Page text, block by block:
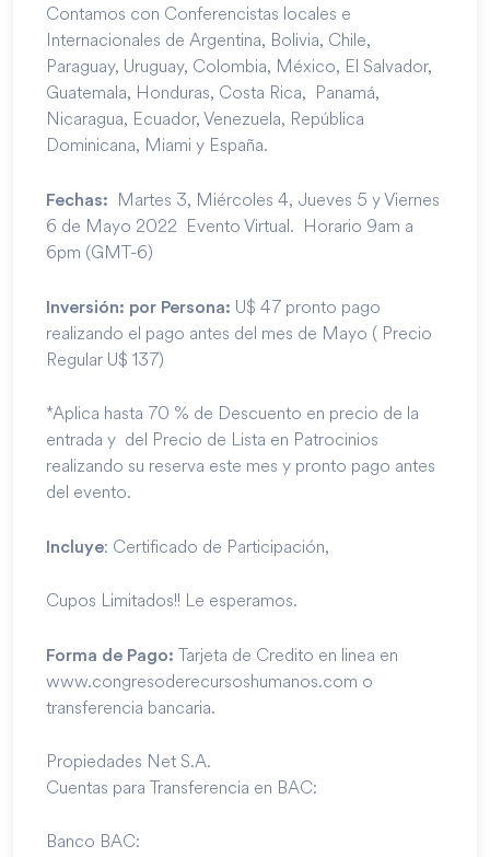
Contamos con Conferencistas locales e
Internacionales de Argentina, Bolivia, Chile,
Paraguay, Uruguay, Colombia, México, El Salvador,
Guatemala, Honduras, Costa Rica, Panamá,
Nicaragua, Ecuador, Venezuela, República
Dominicana, Miami y España.
Fechas: Martes 3, Miércoles 4, Jueves 5 y Viernes
6 de Mayo 2022 Evento Virtual. Horario 9am a
6pm (GMT-6)
Inversión: por Persona: U$ 47 pronto pago
realizando el pago antes del mes de Mayo ( Precio
Regular U$ 137)
*Aplica hasta 70 % de Descuento en precio de la
entrada y del Precio de Lista en Patrocinios
realizando su reserva este mes y pronto pago antes
del evento.
Incluye: Certificado de Participación,
Cupos Limitados!! Le esperamos.
Forma de Pago: Tarjeta de Credito en linea en
www.congresoderecursoshumanos.com o
transferencia bancaria.
Propiedades Net S.A.
Cuentas para Transferencia en BAC:
Banco BAC: